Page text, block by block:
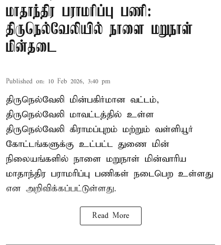
மாதாந்திர பராமரிப்பு பணி:
திருநெல்வேலியில் நாளை மறுநாள்
மின்தடை
Published on: 10 Feb 2026, 3:40 pm
திருநெல்வேலி மின்பகிர்மான வட்டம்,
திருநெல்வேலி மாவட்டத்தில் உள்ள
திருநெல்வேலி கிராமப்புறம் மற்றும் வள்ளியூர்
கோட்டங்களுக்கு உட்பட்ட துணை மின்
நிலையங்களில் நாளை மறுநாள் மின்வாரிய
மாதாந்திர பராமரிப்பு பணிகள் நடைபெற உள்ளது
என அறிவிக்கப்பட்டுள்ளது.
Read More